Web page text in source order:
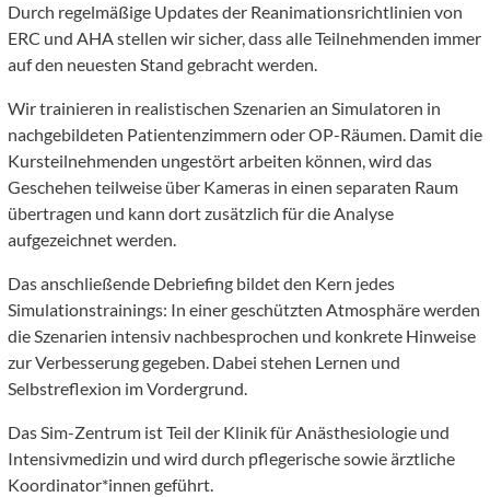
Durch regelmäßige Updates der Reanimationsrichtlinien von
ERC und AHA stellen wir sicher, dass alle Teilnehmenden immer
auf den neuesten Stand gebracht werden.
Wir trainieren in realistischen Szenarien an Simulatoren in
nachgebildeten Patientenzimmern oder OP-Räumen. Damit die
Kursteilnehmenden ungestört arbeiten können, wird das
Geschehen teilweise über Kameras in einen separaten Raum
übertragen und kann dort zusätzlich für die Analyse
aufgezeichnet werden.
Das anschließende Debriefing bildet den Kern jedes
Simulationstrainings: In einer geschützten Atmosphäre werden
die Szenarien intensiv nachbesprochen und konkrete Hinweise
zur Verbesserung gegeben. Dabei stehen Lernen und
Selbstreflexion im Vordergrund.
Das Sim-Zentrum ist Teil der Klinik für Anästhesiologie und
Intensivmedizin und wird durch pflegerische sowie ärztliche
Koordinator*innen geführt.